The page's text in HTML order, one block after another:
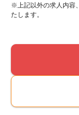
※上記以外の求人内容
たします。